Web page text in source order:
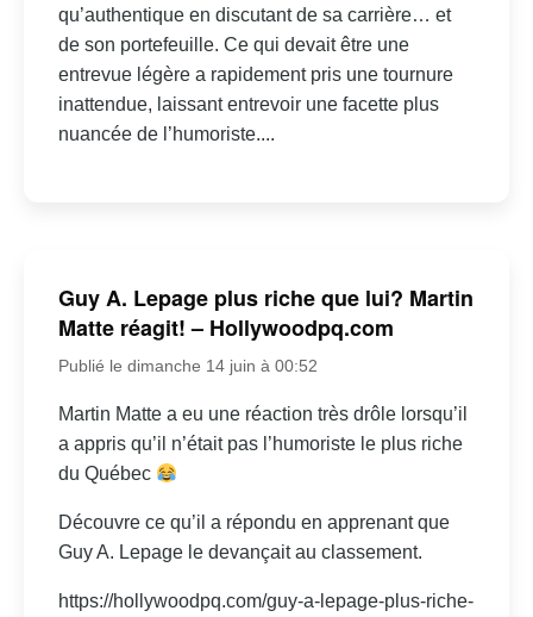
qu’authentique en discutant de sa carrière… et
de son portefeuille. Ce qui devait être une
entrevue légère a rapidement pris une tournure
inattendue, laissant entrevoir une facette plus
nuancée de l’humoriste....
Guy A. Lepage plus riche que lui? Martin
Matte réagit! – Hollywoodpq.com
Publié le dimanche 14 juin à 00:52
Martin Matte a eu une réaction très drôle lorsqu’il
a appris qu’il n’était pas l’humoriste le plus riche
du Québec
Découvre ce qu’il a répondu en apprenant que
Guy A. Lepage le devançait au classement.
https://hollywoodpq.com/guy-a-lepage-plus-riche-